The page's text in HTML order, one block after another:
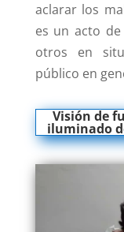
aclarar los
es un acto
otros en
público en
Visión de
iluminado